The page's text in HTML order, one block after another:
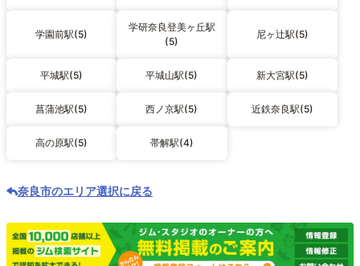
学園前駅(5)
学研奈良登美ヶ丘駅
(5)
尼ヶ辻駅(5)
平城駅(5) 平城山駅(5) 新大宮駅(5)
菖蒲池駅(5) 西ノ京駅(5) 近鉄奈良駅(5)
高の原駅(5) 帯解駅(4)
奈良市のエリア選択に戻る